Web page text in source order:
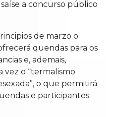
a concurso público
de marzo o
quendas para os
e, ademais,
vez o “termalismo
o que permitirá
e participantes